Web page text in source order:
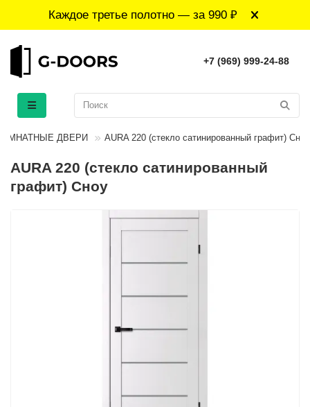
Каждое третье полотно — за 990 ₽
+7 (969) 999-24-88
ДВЕРИ AURA 220 (стекло сатинированный графит) Сноу
AURA 220 (стекло сатинированный
графит) Сноу